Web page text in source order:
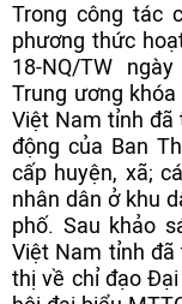
Trong công tác
phương thức
18-NQ/TW
Trung ương
Việt Nam tỉnh
động của Ban
cấp huyện, xã;
nhân dân ở khu
phố. Sau khảo
Việt Nam tỉnh
thị về chỉ đạo